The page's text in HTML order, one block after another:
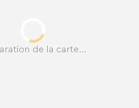
de la carte...